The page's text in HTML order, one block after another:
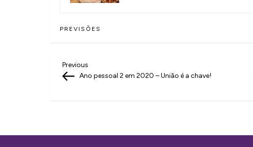
PREVISÕES
N
a
g
Previous
Post
Previous
Ano pessoal 2 em 2020 – União é a chave!